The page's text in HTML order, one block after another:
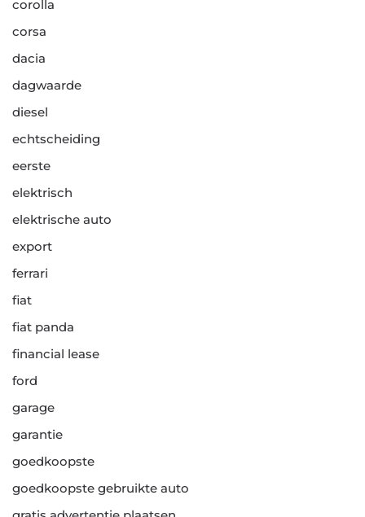
corolla
corsa
dacia
dagwaarde
diesel
echtscheiding
eerste
elektrisch
elektrische auto
export
ferrari
fiat
fiat panda
financial lease
ford
garage
garantie
goedkoopste
goedkoopste gebruikte auto